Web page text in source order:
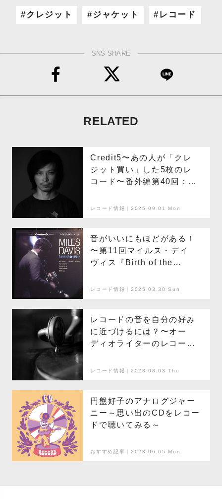
クレジット ジャケット レコード
SNS SHARE
RELATED
Credit5〜あの人が「クレ
ジット買い」した5枚のレ
コード〜番外編第40回：田
レコード情報｜2025.09.01 Mon
音がいいにもほどがある！
〜第11回マイルス・デイ
ヴィス『Birth of the
レコード情報｜2025.03.30 Sun
レコードの音を自分の好み
に近づけるには？〜オー
ディオライターのレコード
レコード情報｜2023.08.03 Thu
円盤好子のアナログジャー
ニー～思い出のCDをレコー
ドで聴いてみる～
おすすめ記事｜2023.06.05 Mon